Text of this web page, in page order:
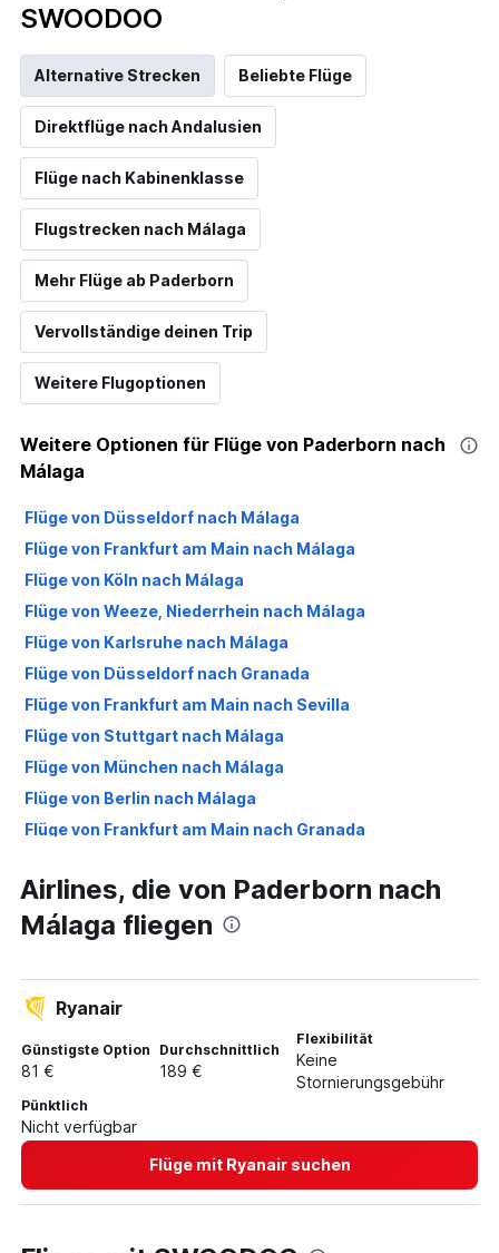
SWOODOO
Alternative Strecken Beliebte Flüge
Direktflüge nach Andalusien
Flüge nach Kabinenklasse
Flugstrecken nach Málaga
Mehr Flüge ab Paderborn
Vervollständige deinen Trip
Weitere Flugoptionen
Weitere Optionen für Flüge von Paderborn nach
Málaga
Flüge von Düsseldorf nach Málaga
Flüge von Frankfurt am Main nach Málaga
Flüge von Köln nach Málaga
Flüge von Weeze, Niederrhein nach Málaga
Flüge von Karlsruhe nach Málaga
Flüge von Düsseldorf nach Granada
Flüge von Frankfurt am Main nach Sevilla
Flüge von Stuttgart nach Málaga
Flüge von München nach Málaga
Flüge von Berlin nach Málaga
Flüge von Frankfurt am Main nach Granada
Flüge von Hamburg nach Málaga
Flüge von Düsseldorf nach Sevilla
Flüge von Berlin nach Granada
Flüge von Düsseldorf nach Jerez de la Frontera
Flüge von München nach Granada
Flüge von Frankfurt am Main nach Jerez de la Frontera
Flüge von Frankfurt Hahn nach Sevilla
Flüge von München nach Sevilla
Flüge von Weeze, Niederrhein nach Sevilla
Flüge von Hamburg nach Sevilla
Airlines, die von Paderborn nach
Málaga fliegen
Ryanair
Günstigste Option
81 €
Durchschnittlich
189 €
Flexibilität
Keine
Stornierungsgebühr
Pünktlich
Nicht verfügbar
Flüge mit Ryanair suchen